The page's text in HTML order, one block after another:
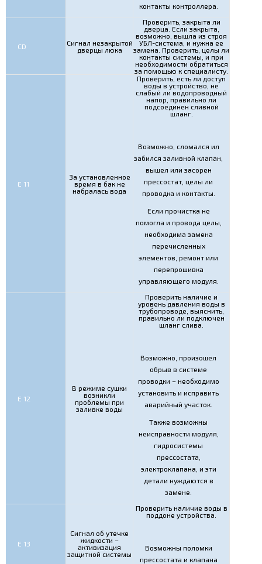
контакты контроллера.
CD
Сигнал незакрытой
дверцы люка
Проверить, закрыта ли
дверца. Если закрыта,
возможно, вышла из строя
УБЛ-система, и нужна ее
замена. Проверить, целы ли
контакты системы, и при
необходимости обратиться
за помощью к специалисту.
Е 11
За установленное
время в бак не
набралась вода
Проверить, есть ли доступ
воды в устройство, не
слабый ли водопроводный
напор, правильно ли
подсоединен сливной
шланг.
Возможно, сломался ил
забился заливной клапан,
вышел или засорен
прессостат, целы ли
проводка и контакты.
Если прочистка не
помогла и провода целы,
необходима замена
перечисленных
элементов, ремонт или
перепрошивка
управляющего модуля.
Е 12
В режиме сушки
возникли
проблемы при
заливке воды
Проверить наличие и
уровень давления воды в
трубопроводе, выяснить,
правильно ли подключен
шланг слива.
Возможно, произошел
обрыв в системе
проводки – необходимо
установить и исправить
аварийный участок.
Также возможны
неисправности модуля,
гидросистемы
прессостата,
электроклапана, и эти
детали нуждаются в
замене.
Е 13
Сигнал об утечке
жидкости –
активизация
защитной системы
Проверить наличие воды в
поддоне устройства.
Возможны поломки
прессостата и клапана